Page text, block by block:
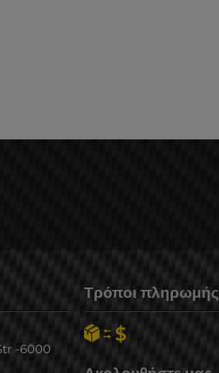
-6000
Τρόποι πληρωμής